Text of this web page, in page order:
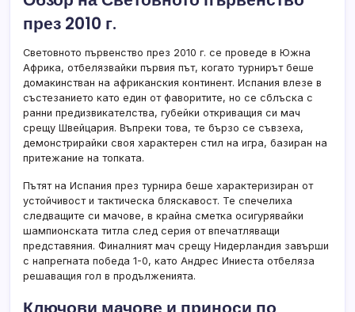
през 2010 г.
Световното първенство през 2010 г. се проведе в Южна
Африка, отбелязвайки първия път, когато турнирът беше
домакинстван на африканския континент. Испания влезе в
състезанието като един от фаворитите, но се сблъска с
ранни предизвикателства, губейки откриващия си мач
срещу Швейцария. Въпреки това, те бързо се съвзеха,
демонстрирайки своя характерен стил на игра, базиран на
притежание на топката.
Пътят на Испания през турнира беше характеризиран от
устойчивост и тактическа бляскавост. Те спечелиха
следващите си мачове, в крайна сметка осигурявайки
шампионската титла след серия от впечатляващи
представяния. Финалният мач срещу Нидерландия завърши
с напрегната победа 1-0, като Андрес Иниеста отбеляза
решаващия гол в продълженията.